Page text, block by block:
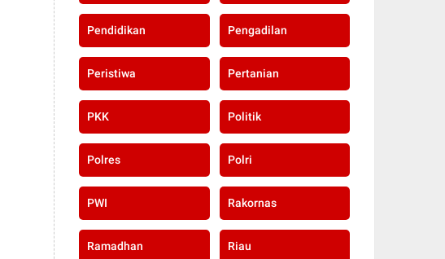
Pendidikan Pengadilan
Peristiwa Pertanian
PKK Politik
Polres Polri
PWI Rakornas
Ramadhan Riau